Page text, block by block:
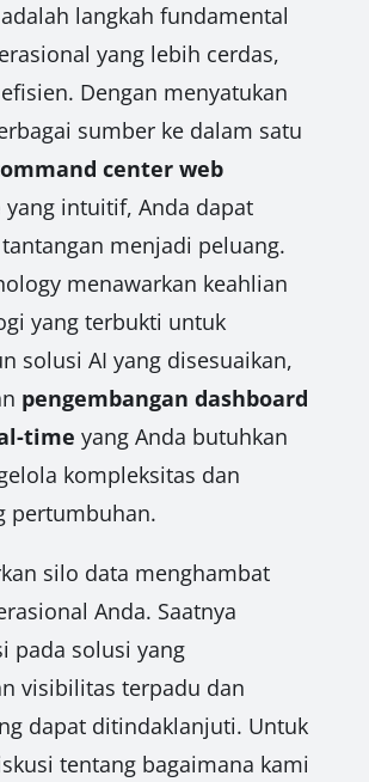
adalah langkah fundamental
yang lebih cerdas,
Dengan menyatukan
sumber ke dalam satu
center web
yang intuitif, Anda dapat
menjadi peluang.
menawarkan keahlian
yang terbukti untuk
solusi AI yang disesuaikan,
pengembangan dashboard
time yang Anda butuhkan
kompleksitas dan
pertumbuhan.
silo data menghambat
Anda. Saatnya
pada solusi yang
visibilitas terpadu dan
dapat ditindaklanjuti. Untuk
tentang bagaimana kami